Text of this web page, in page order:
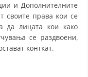
и Дополнителните
своите права кои се
да лицата кои како
се раздвоени,
конткат.